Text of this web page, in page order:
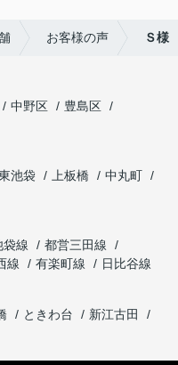
お客様の声 Ｓ様
中野区
豊島区
池袋 上板橋
中丸町
袋線
都営三田線
線 有楽町線
日比谷線
ときわ台
新江古田